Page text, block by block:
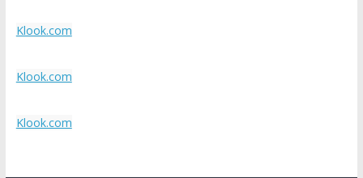
Klook.com
Klook.com
Klook.com